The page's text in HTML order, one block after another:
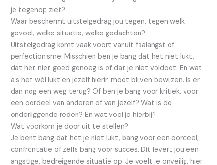
je tegenop ziet?
Waar beschermt uitstelgedrag jou tegen, tegen welk
gevoel, welke situatie, welke gedachten?
Uitstelgedrag komt vaak voort vanuit faalangst of
perfectionisme. Misschien ben je bang dat het niet lukt,
dat het niet goed genoeg is of dat je niet voldoet. En wat
als het wél lukt en jezelf hierin moet blijven bewijzen. Is er
dan nog een weg terug? Of ben je bang voor kritiek, voor
een oordeel van anderen of van jezelf? Wat is de
onderliggende reden? En wat voel je hierbij?
Wat voorkom je door uit te stellen?
Je bent bang dat het je niet lukt, bang voor een oordeel,
confrontatie of zelfs bang voor succes. Dit levert jou een
angstige, bedreigende situatie op. Je voelt je onveilig, hier